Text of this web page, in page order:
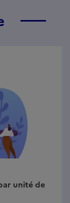
unité de